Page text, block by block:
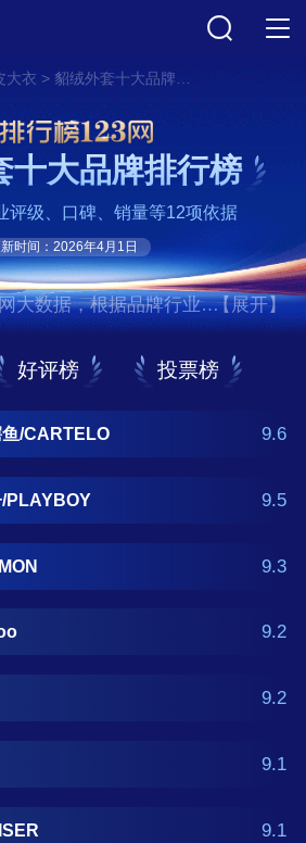
大衣 > 貂绒外套十大品牌排行榜
十大品牌排行榜
评级、口碑、销量等12项依据
时间：2026年4月1日
大数据，根据品牌行业评
指标依据，评选出了貂
，前十名分别是卡帝乐
公子/PLAYBOY、罗
、恒源祥、LISCN、凯
、太子
。如果您正在查找貂绒
本貂绒外套十大品牌榜
，我们致力于用最真实
牌推荐，让您选得放
次)
【展开】
好评榜 投票榜
/CARTELO 9.6
PLAYBOY 9.5
9.3
9.2
9.2
9.1
9.1